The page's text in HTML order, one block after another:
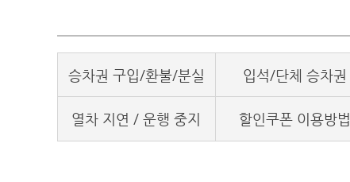
승차권 구입/환불/분실 입석/단체 승차권
열차 지연 / 운행 중지 할인쿠폰 이용방법